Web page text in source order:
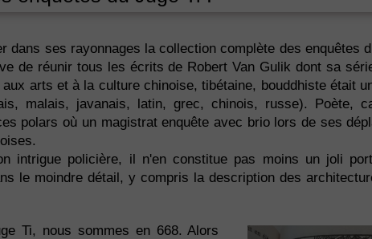
dans ses rayonnages la collection complète des enquêtes
de réunir tous les écrits de Robert Van Gulik dont sa
arts et à la culture chinoise, tibétaine, bouddhiste était
malais, javanais, latin, grec, chinois, russe). Poète,
polars où un magistrat enquête avec brio lors de ses
intrigue policière, il n'en constitue pas moins un joli
le moindre détail, y compris la description des
Ti, nous sommes en 668. Alors